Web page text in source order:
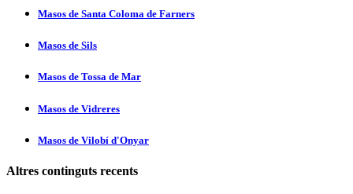
Masos de Santa Coloma de Farners
Masos de Sils
Masos de Tossa de Mar
Masos de Vidreres
Masos de Vilobí d'Onyar
Altres continguts recents